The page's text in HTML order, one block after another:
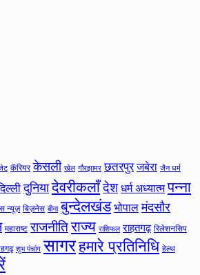
कॅरियर केसली खेल गौरझामर छतरपुर जबेरा जैन धर्म
दुनिया देवरीकलाँदेश धर्म अध्यात्म पन्ना
न्यूज़ बिज़नेस बीना बुन्देलखंड भोपाल मंदसौर
महाराष्ट राजनीतिराज्य राशिफल राहतगढ़ रिलेशनसिप
शुभ पंचांग सागरहमारे प्रतिनिधि हेल्थ